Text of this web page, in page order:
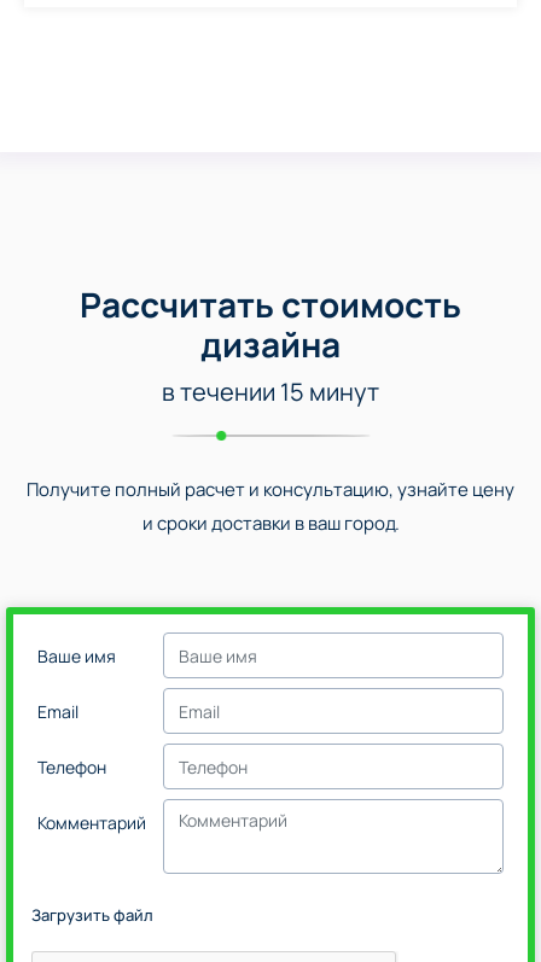
Рассчитать стоимость
дизайна
в течении 15 минут
Получите полный расчет и консультацию, узнайте цену
и сроки доставки в ваш город.
Ваше имя
Email
Телефон
Комментарий
Загрузить файл